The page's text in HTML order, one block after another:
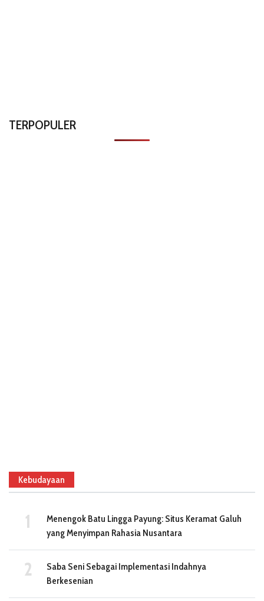
TERPOPULER
Kebudayaan
Menengok Batu Lingga Payung: Situs Keramat Galuh
yang Menyimpan Rahasia Nusantara
Saba Seni Sebagai Implementasi Indahnya
Berkesenian